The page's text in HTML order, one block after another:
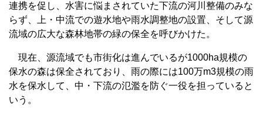
連携を促し、水害に悩まされていた下流の河川整備のみな
らず、上・中流での遊水地や雨水調整地の設置、そして源
流域の広大な森林地帯の緑の保全を呼びかけた。
現在、源流域でも市街化は進んでいるが1000ha規模の
保水の森は保全されており、雨の際には100万m3規模の雨
水を保水して、中・下流の氾濫を防ぐ一役を担っていると
いう。